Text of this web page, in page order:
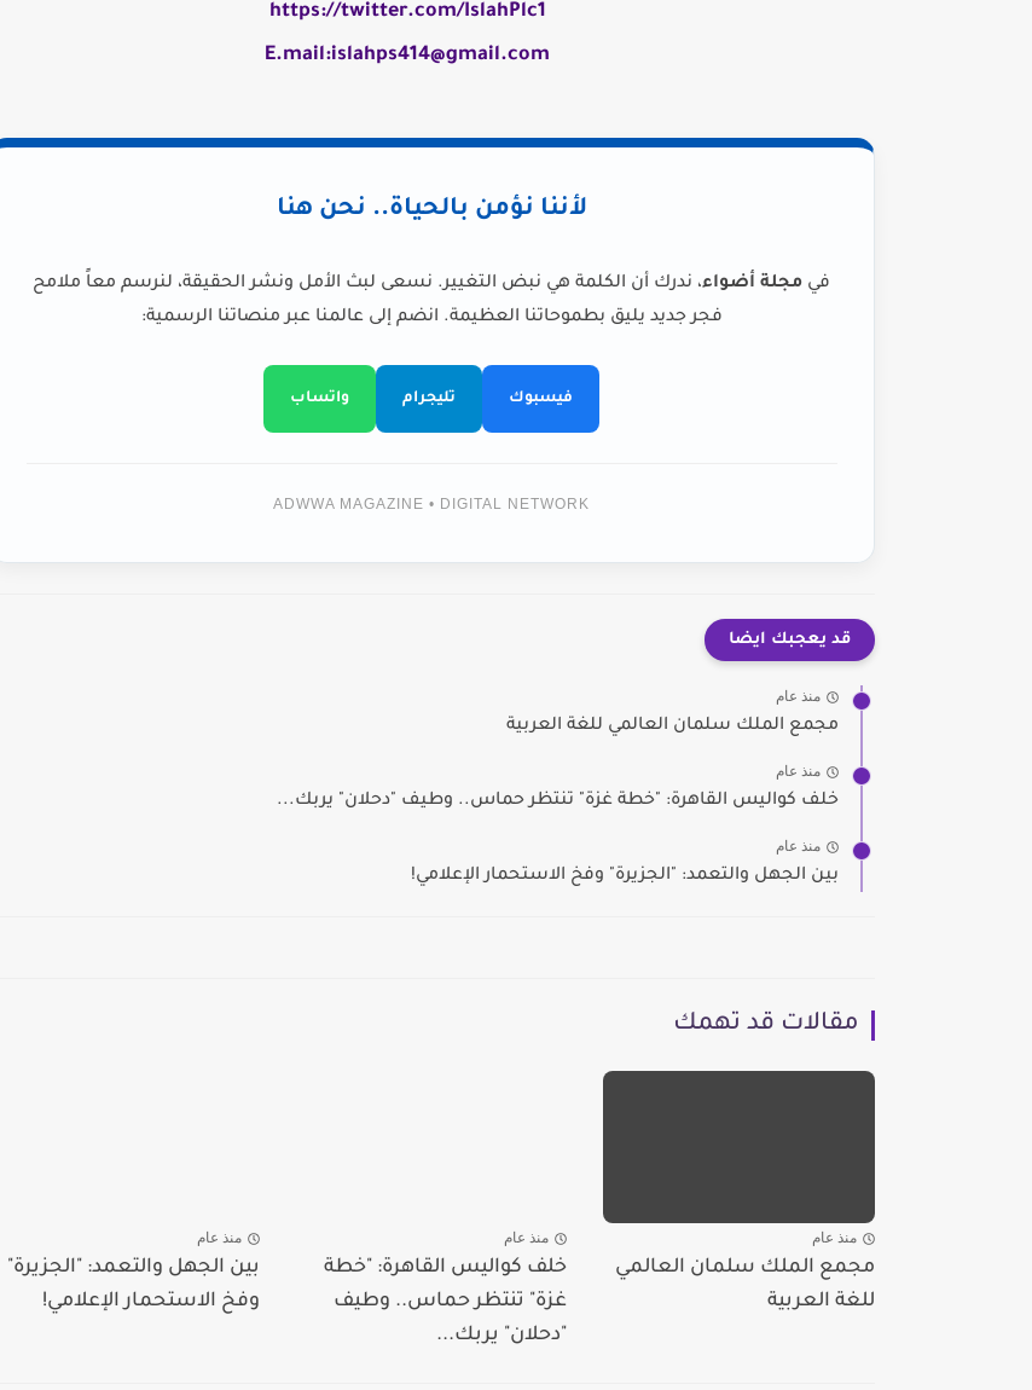
https://twitter.com/IslahPlc1
E.mail:islahps414@gmail.com
لأننا نؤمن بالحياة.. نحن هنا
في مجلة أضواء، ندرك أن الكلمة هي نبض التغيير. نسعى لبث الأمل ونشر الحقيقة، لنرسم معاً ملامح
فجر جديد يليق بطموحاتنا العظيمة. انضم إلى عالمنا عبر منصاتنا الرسمية:
فيسبوك تليجرام واتساب
ADWWA MAGAZINE • DIGITAL NETWORK
قد يعجبك ايضا
منذ عام
مجمع الملك سلمان العالمي للغة العربية
منذ عام
خلف كواليس القاهرة: "خطة غزة" تنتظر حماس.. وطيف "دحلان" يربك...
منذ عام
بين الجهل والتعمد: "الجزيرة" وفخ الاستحمار الإعلامي!
مقالات قد تهمك
منذ عام
مجمع الملك سلمان العالمي
للغة العربية
منذ عام
خلف كواليس القاهرة: "خطة
غزة" تنتظر حماس.. وطيف
"دحلان" يربك...
منذ عام
بين الجهل والتعمد: "الجزيرة"
وفخ الاستحمار الإعلامي!